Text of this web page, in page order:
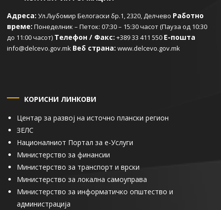
Адреса: Ул.Љубомир Белогаски бр.1, 2320, Делчево Работно
време: Понеделник – Петок: 07:30 – 15:30 часот (Пауза од 10:30
до 11:00 часот) Телефон / Факс: +389 33 411 550 Е-пошта
info@delcevo.gov.mk Веб страна: www.delcevo.gov.mk
КОРИСНИ ЛИНКОВИ
Центар за развој на источно плански регион
ЗЕЛС
Националниот Портал за е-Услуги
Министерство за финансии
Министерство за транспорт и врски
Министерство за локална самоуправа
Министерство за информатичко општество и
администрација